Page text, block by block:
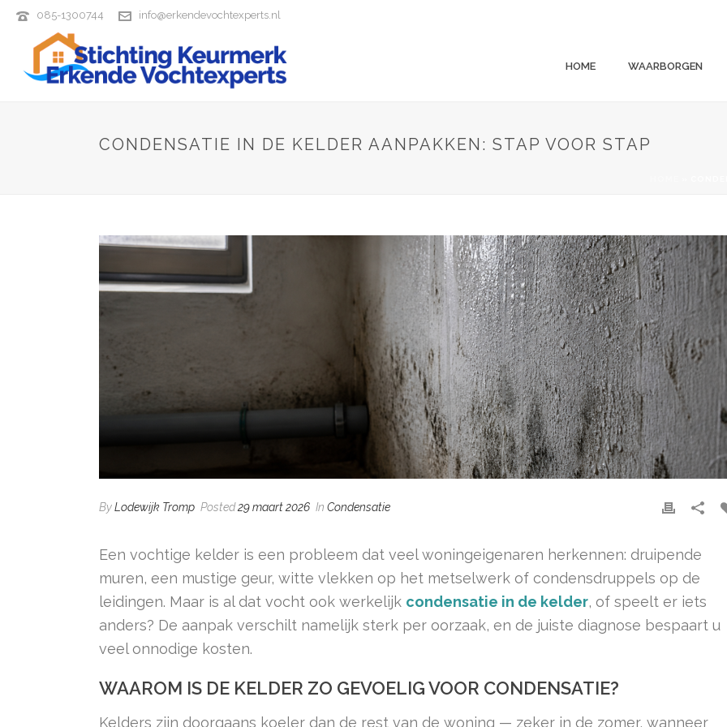
085-1300744 info@erkendevochtexperts.nl
HOME WAARBORGEN
CONDENSATIE IN DE KELDER AANPAKKEN: STAP VOOR STAP
ByLodewijk Tromp Posted29 maart 2026 In Condensatie
Een vochtige kelder is een probleem dat veel woningeigenaren herkennen: druipende
muren, een mustige geur, witte vlekken op het metselwerk of condensdruppels op de
leidingen. Maar is al dat vocht ook werkelijk condensatie in de kelder, of speelt er iets
anders? De aanpak verschilt namelijk sterk per oorzaak, en de juiste diagnose bespaart u
veel onnodige kosten.
WAAROM IS DE KELDER ZO GEVOELIG VOOR CONDENSATIE?
Kelders zijn doorgaans koeler dan de rest van de woning — zeker in de zomer, wanneer